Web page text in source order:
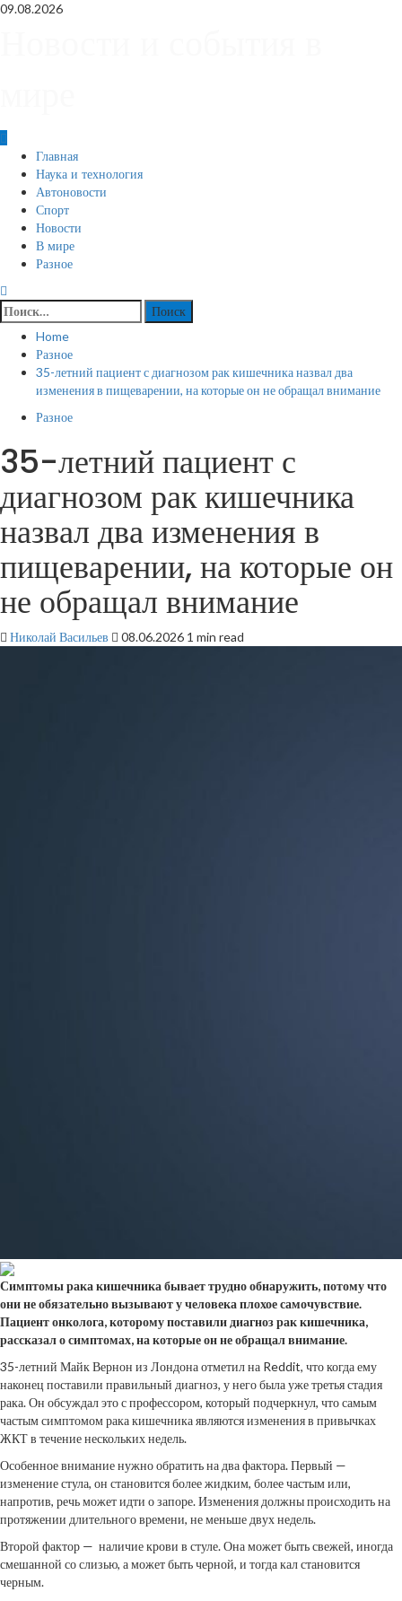
Skip
09.08.2026
Primary
Menu
Главная
Наука и технология
Автоновости
Спорт
Новости
В мире
Разное
Найти:
Home
Разное
35-летний пациент с диагнозом рак кишечника назвал два
изменения в пищеварении, на которые он не обращал внимание
Разное
35-летний пациент с
диагнозом рак кишечника
назвал два изменения в
пищеварении, на которые он
не обращал внимание
Николай Васильев 08.06.2026 1 min read
Симптомы рака кишечника бывает трудно обнаружить, потому что
они не обязательно вызывают у человека плохое самочувствие.
Пациент онколога, которому поставили диагноз рак кишечника,
рассказал о симптомах, на которые он не обращал внимание.
35-летний Майк Вернон из Лондона отметил на Reddit, что когда ему
наконец поставили правильный диагноз, у него была уже третья стадия
рака. Он обсуждал это с профессором, который подчеркнул, что самым
частым симптомом рака кишечника являются изменения в привычках
ЖКТ в течение нескольких недель.
Особенное внимание нужно обратить на два фактора. Первый —
изменение стула, он становится более жидким, более частым или,
напротив, речь может идти о запоре. Изменения должны происходить на
протяжении длительного времени, не меньше двух недель.
Второй фактор — наличие крови в стуле. Она может быть свежей, иногда
смешанной со слизью, а может быть черной, и тогда кал становится
черным.